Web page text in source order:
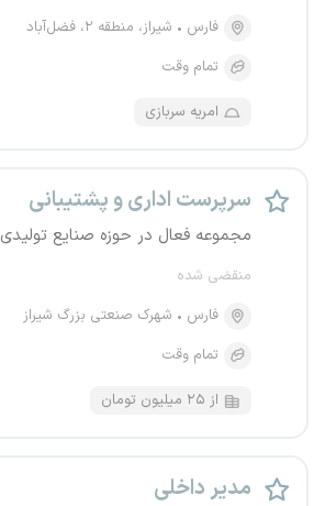
فارس
شیراز، منطقه ۲، فضل‌آباد
تمام وقت
امریه سربازی
سرپرست اداری و پشتیبانی
مجموعه فعال در حوزه صنایع تولیدی
منقضی شده
فارس
شهرک صنعتی بزرگ شیراز
تمام وقت
از ۲۵ میلیون تومان
مدیر داخلی